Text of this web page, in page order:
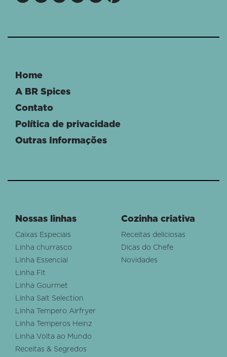
Home
A BR Spices
Contato
Política de privacidade
Outras Informações
Nossas linhas
Caixas Especiais
Linha churrasco
Linha Essencial
Linha Fit
Linha Gourmet
Linha Salt Selection
Linha Tempero Airfryer
Linha Temperos Heinz
Linha Volta ao Mundo
Receitas & Segredos
Cozinha criativa
Receitas deliciosas
Dicas do Chefe
Novidades